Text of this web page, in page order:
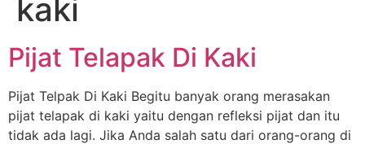
kaki
Pijat Telapak Di Kaki
Pijat Telpak Di Kaki Begitu banyak orang merasakan
pijat telapak di kaki yaitu dengan refleksi pijat dan itu
tidak ada lagi. Jika Anda salah satu dari orang-orang di